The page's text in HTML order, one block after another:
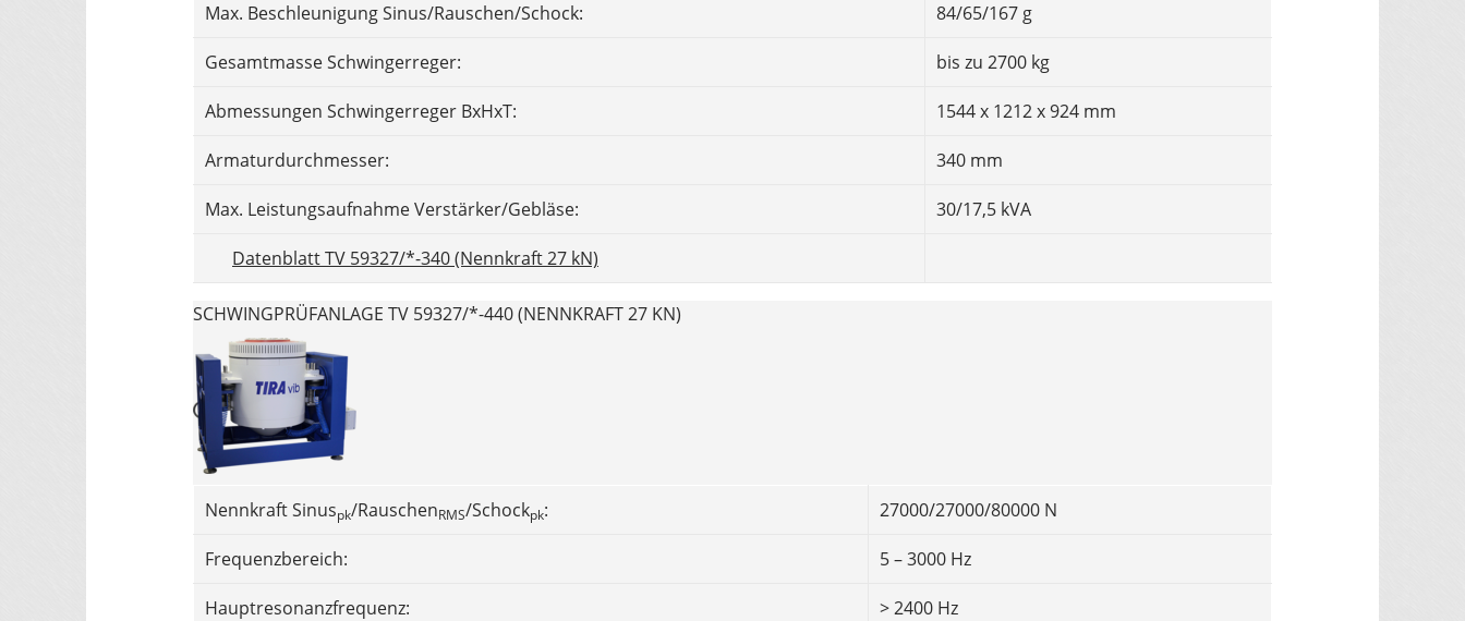
Max. Beschleunigung Sinus/Rauschen/Schock: 84/65/167 g
Gesamtmasse Schwingerreger: bis zu 2700 kg
Abmessungen Schwingerreger BxHxT: 1544 x 1212 x 924 mm
Armaturdurchmesser: 340 mm
Max. Leistungsaufnahme Verstärker/Gebläse: 30/17,5 kVA
Datenblatt TV 59327/*-340 (Nennkraft 27 kN)
SCHWINGPRÜFANLAGE TV 59327/*-440 (NENNKRAFT 27 KN)
Nennkraft Sinuspk/RauschenRMS/Schockpk: 27000/27000/80000 N
Frequenzbereich: 5 – 3000 Hz
Hauptresonanzfrequenz: > 2400 Hz